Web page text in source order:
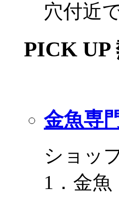
穴付近
PICK UP
金魚専
ショッ
1．金魚